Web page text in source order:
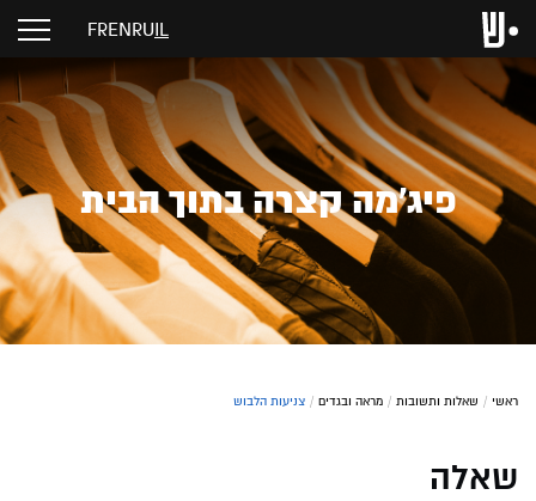
IL
RU
EN
FR
פיג'מה קצרה בתוך הבית
ראשי / שאלות ותשובות / מראה ובגדים / צניעות הלבוש
שאלה